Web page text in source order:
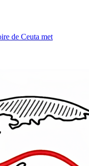
de Ceuta met